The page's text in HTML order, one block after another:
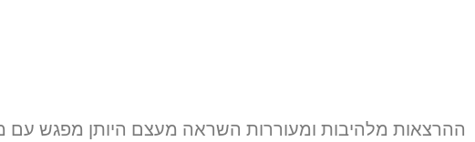
ההרצאות מלהיבות ומעוררות השראה מעצם היותן מפגש עם